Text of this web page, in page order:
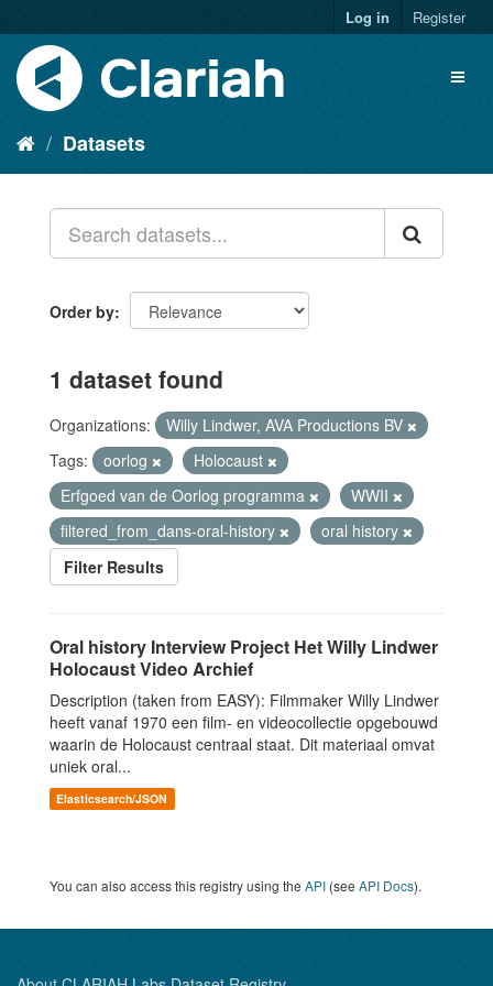
Log in Register
Datasets
Order by
1 dataset found
Organizations:
Willy Lindwer, AVA Productions BV
Tags:
oorlog
Holocaust
Erfgoed van de Oorlog programma
WWII
filtered_from_dans-oral-history
oral history
Filter Results
Oral history Interview Project Het Willy Lindwer
Holocaust Video Archief
Description (taken from EASY): Filmmaker Willy Lindwer
heeft vanaf 1970 een film- en videocollectie opgebouwd
waarin de Holocaust centraal staat. Dit materiaal omvat
uniek oral...
Elasticsearch/JSON
You can also access this registry using the API (see API Docs).